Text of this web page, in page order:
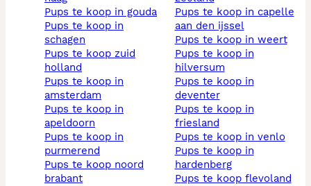
pups te koop in gouda
pups te koop in
schagen
pups te koop zuid
holland
pups te koop in
amsterdam
pups te koop in
apeldoorn
pups te koop in
purmerend
pups te koop noord
brabant
pups te koop in capelle
aan den ijssel
pups te koop in weert
pups te koop in
hilversum
pups te koop in
deventer
pups te koop in
friesland
pups te koop in venlo
pups te koop in
hardenberg
pups te koop flevoland